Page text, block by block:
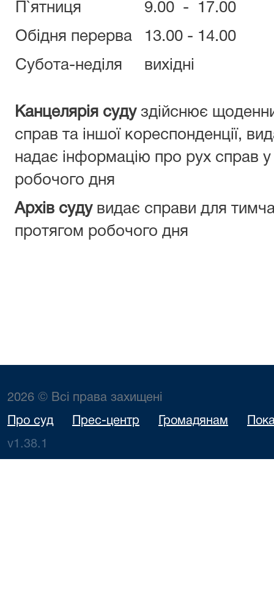
П`ятниця
9.00 - 17.00
Обідня перерва
13.00 - 14.00
Субота-неділя
вихідні
Канцелярія судуздійснює
справ та іншої кореспонденції,
надає інформацію про рух справ у
робочого дня
Архів судувидає справи для
протягом робочого дня
2026 © Всі права захищені
Про суд Прес-центр Громадянам
v1.38.1